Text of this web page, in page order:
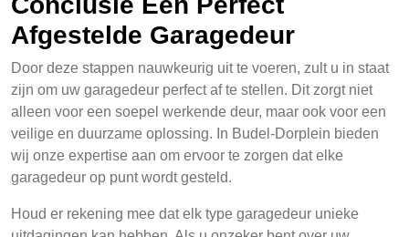
Afgestelde Garagedeur
Door deze stappen nauwkeurig uit te voeren, zult u in staat
zijn om uw garagedeur perfect af te stellen. Dit zorgt niet
alleen voor een soepel werkende deur, maar ook voor een
veilige en duurzame oplossing. In Budel-Dorplein bieden
wij onze expertise aan om ervoor te zorgen dat elke
garagedeur op punt wordt gesteld.
Houd er rekening mee dat elk type garagedeur unieke